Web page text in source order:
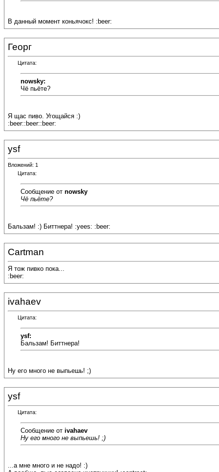
В данный момент коньячокс! :beer:
Георг
Цитата:
nowsky:
Чё пьёте?
Я щас пиво. Угощайся :)
:beer::beer::beer:
ysf
Вложений: 1
Цитата:
Сообщение от nowsky
Чё пьёте?
Бальзам! :) Биттнера! :yees: :beer:
Cartman
Я тож пивко пока...
:beer:
ivahaev
Цитата:
ysf:
Бальзам! Биттнера!
Ну его много не выпьешь! ;)
ysf
Цитата:
Сообщение от ivahaev
Ну его много не выпьешь! ;)
...а мне много и не надо! :)